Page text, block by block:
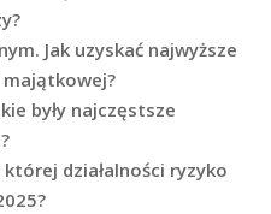
Jak uzyskać najwyższe
majątkowej?
były najczęstsze
działalności ryzyko